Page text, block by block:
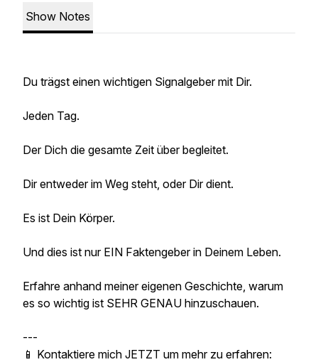
Show Notes
Du trägst einen wichtigen Signalgeber mit Dir.
Jeden Tag.
Der Dich die gesamte Zeit über begleitet.
Dir entweder im Weg steht, oder Dir dient.
Es ist Dein Körper.
Und dies ist nur EIN Faktengeber in Deinem Leben.
Erfahre anhand meiner eigenen Geschichte, warum
es so wichtig ist SEHR GENAU hinzuschauen.
---
📱 Kontaktiere mich JETZT um mehr zu erfahren: